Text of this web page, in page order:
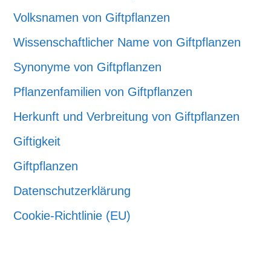
Volksnamen von Giftpflanzen
Wissenschaftlicher Name von Giftpflanzen
Synonyme von Giftpflanzen
Pflanzenfamilien von Giftpflanzen
Herkunft und Verbreitung von Giftpflanzen
Giftigkeit
Giftpflanzen
Datenschutzerklärung
Cookie-Richtlinie (EU)